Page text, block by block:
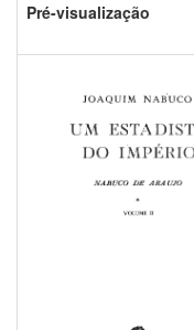
Pré-visualização